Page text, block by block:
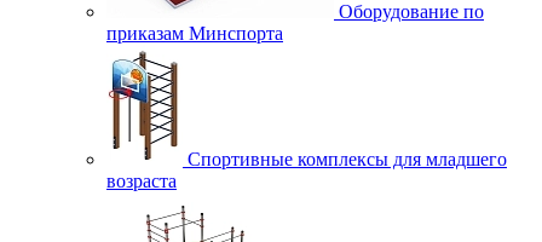
Оборудование по
приказам Минспорта
Спортивные комплексы для младшего
возраста